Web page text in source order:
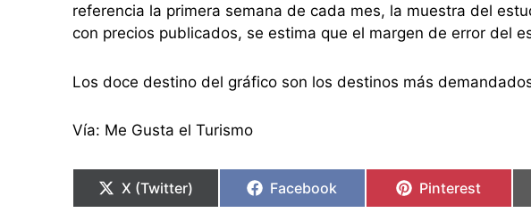
referencia la primera semana de cada mes, la muestra del
con precios publicados, se estima que el margen de error del
Los doce destino del gráfico son los destinos más
Vía: Me Gusta el Turismo
X (Twitter) Facebook Pinterest